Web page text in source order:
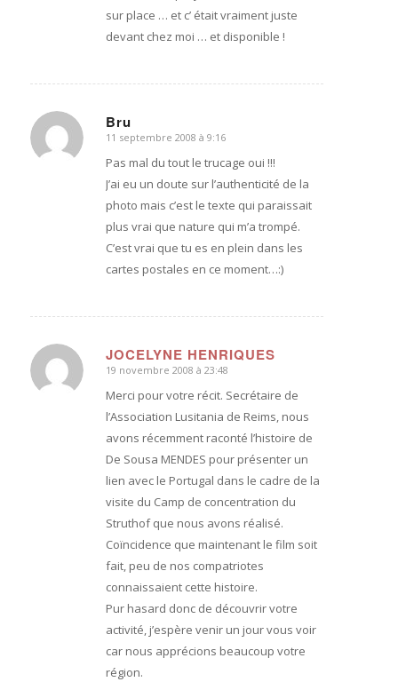
sur place … et c’ était vraiment juste
devant chez moi … et disponible !
Bru
dit
:
11 septembre 2008 à 9:16
Pas mal du tout le trucage oui !!!
J’ai eu un doute sur l’authenticité de la
photo mais c’est le texte qui paraissait
plus vrai que nature qui m’a trompé.
C’est vrai que tu es en plein dans les
cartes postales en ce moment…:)
JOCELYNE HENRIQUES
dit
:
19 novembre 2008 à 23:48
Merci pour votre récit. Secrétaire de
l’Association Lusitania de Reims, nous
avons récemment raconté l’histoire de
De Sousa MENDES pour présenter un
lien avec le Portugal dans le cadre de la
visite du Camp de concentration du
Struthof que nous avons réalisé.
Coïncidence que maintenant le film soit
fait, peu de nos compatriotes
connaissaient cette histoire.
Pur hasard donc de découvrir votre
activité, j’espère venir un jour vous voir
car nous apprécions beaucoup votre
région.